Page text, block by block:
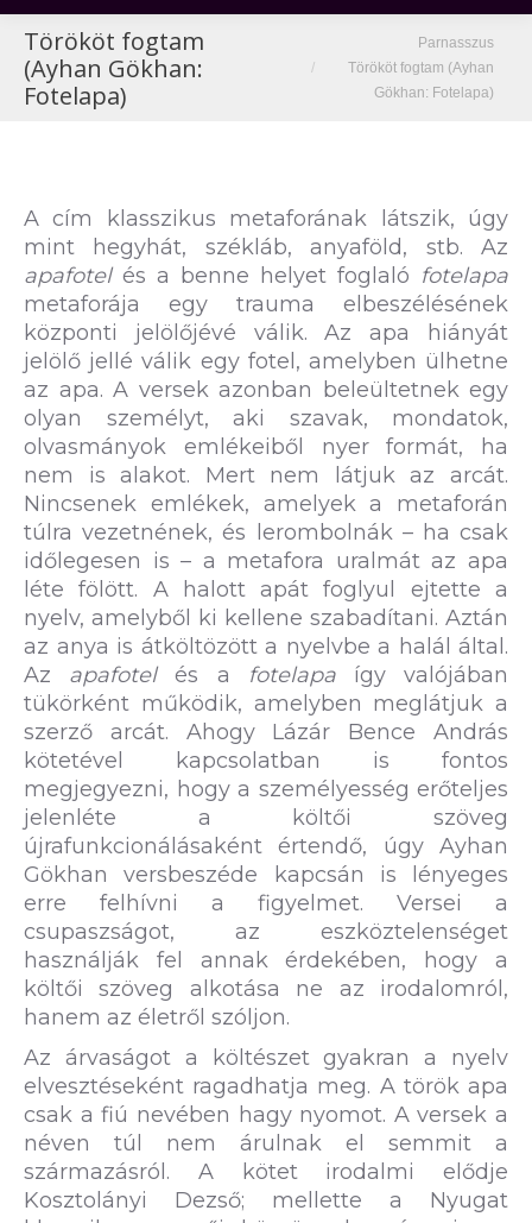
Törököt fogtam
(Ayhan Gökhan:
Fotelapa)
You are here:Parnasszus
Törököt fogtam (Ayhan
Gökhan: Fotelapa)
A cím klasszikus metaforának látszik, úgy
mint hegyhát, székláb, anyaföld, stb. Az
apafotelés a benne helyet foglaló fotelapa
metaforája egy trauma elbeszélésének
központi jelölőjévé válik. Az apa hiányát
jelölő jellé válik egy fotel, amelyben ülhetne
az apa. A versek azonban beleültetnek egy
olyan személyt, aki szavak, mondatok,
olvasmányok emlékeiből nyer formát, ha
nem is alakot. Mert nem látjuk az arcát.
Nincsenek emlékek, amelyek a metaforán
túlra vezetnének, és lerombolnák – ha csak
időlegesen is – a metafora uralmát az apa
léte fölött. A halott apát foglyul ejtette a
nyelv, amelyből ki kellene szabadítani. Aztán
az anya is átköltözött a nyelvbe a halál által.
Az apafotelés a fotelapaígy valójában
tükörként működik, amelyben meglátjuk a
szerző arcát. Ahogy Lázár Bence András
kötetével kapcsolatban is fontos
megjegyezni, hogy a személyesség erőteljes
jelenléte a költői szöveg
újrafunkcionálásaként értendő, úgy Ayhan
Gökhan versbeszéde kapcsán is lényeges
erre felhívni a figyelmet. Versei a
csupaszságot, az eszköztelenséget
használják fel annak érdekében, hogy a
költői szöveg alkotása ne az irodalomról,
hanem az életről szóljon.
Az árvaságot a költészet gyakran a nyelv
elvesztéseként ragadhatja meg. A török apa
csak a fiú nevében hagy nyomot. A versek a
néven túl nem árulnak el semmit a
származásról. A kötet irodalmi elődje
Kosztolányi Dezső; mellette a Nyugat